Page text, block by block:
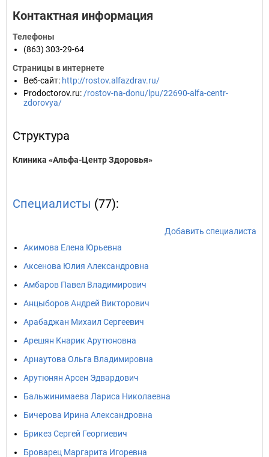
Контактная информация
Телефоны
(863) 303-29-64
Страницы в интернете
Веб-сайт: http://rostov.alfazdrav.ru/
Prodoctorov.ru: /rostov-na-donu/lpu/22690-alfa-centr-
zdorovya/
Структура
Клиника «Альфа-Центр Здоровья»
Специалисты (77):
Добавить специалиста
Акимова Елена Юрьевна
Аксенова Юлия Александровна
Амбаров Павел Владимирович
Анцыборов Андрей Викторович
Арабаджан Михаил Сергеевич
Арешян Кнарик Арутюновна
Арнаутова Ольга Владимировна
Арутюнян Арсен Эдвардович
Бальжинимаева Лариса Николаевна
Бичерова Ирина Александровна
Брикез Сергей Георгиевич
Броварец Маргарита Игоревна